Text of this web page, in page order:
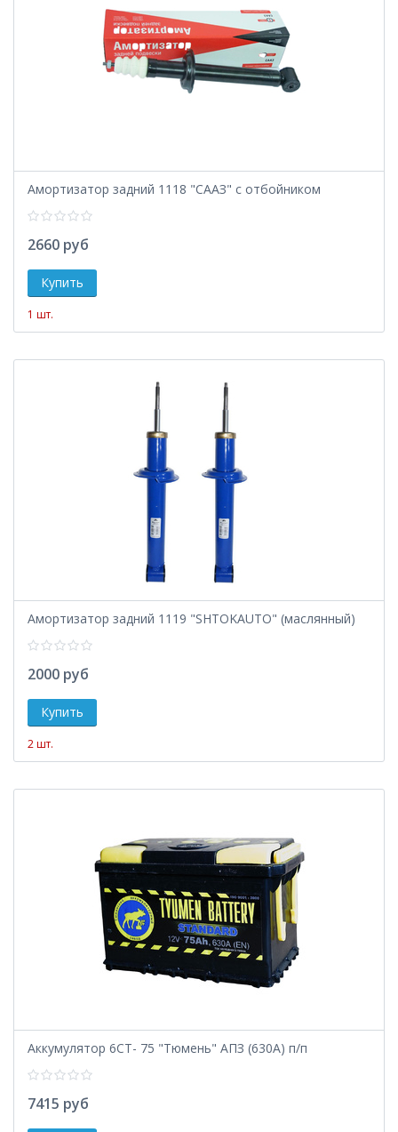
Амортизатор задний 1118 "СААЗ" с отбойником
2660 руб
1 шт.
Амортизатор задний 1119 "SHTOKAUTO" (маслянный)
2000 руб
2 шт.
Аккумулятор 6СТ- 75 "Тюмень" АПЗ (630А) п/п
7415 руб